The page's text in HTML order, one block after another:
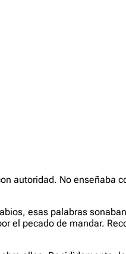
autoridad. No enseñaba
esas palabras
el pecado de mandar.